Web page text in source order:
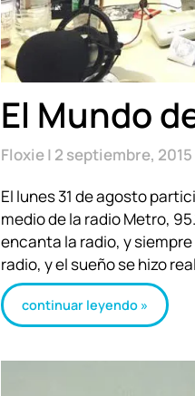
El Mundo
Floxie 2 septiembre, 2015
El lunes 31 de agosto
medio de la radio Metro,
encanta la radio, y
radio, y el sueño se hizo
continuar leyendo »